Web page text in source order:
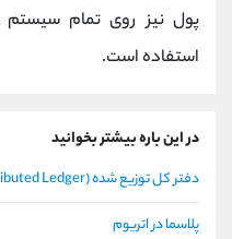
پول نیز روی تمام
استفاده است.
در این باره بیشتر بخوانید
دفتر کل توزیع شده (Distributed Ledger) چیست؟
پلاسما در اتریوم